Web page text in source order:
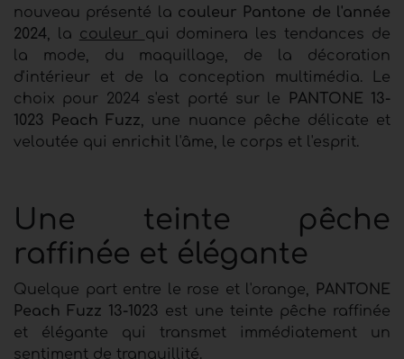
nouveau présenté la couleur Pantone de l'année
2024, la couleur qui dominera les tendances de
la mode, du maquillage, de la décoration
d'intérieur et de la conception multimédia. Le
choix pour 2024 s'est porté sur le
PANTONE 13-
1023 Peach Fuzz, une nuance pêche délicate et
veloutée qui enrichit l'âme, le corps et l'esprit.
Une teinte pêche
raffinée et élégante
Quelque part entre le rose et l'orange,
PANTONE
Peach Fuzz 13-1023 est une teinte pêche raffinée
et élégante qui transmet immédiatement un
sentiment de tranquillité.